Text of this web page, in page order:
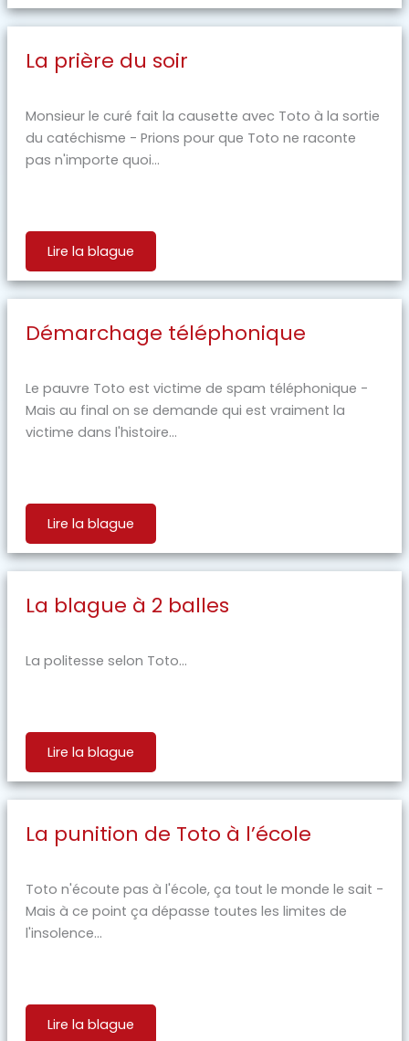
La prière du soir
Monsieur le curé fait la causette avec Toto à la sortie
du catéchisme - Prions pour que Toto ne raconte
pas n'importe quoi...
Lire la blague
Démarchage téléphonique
Le pauvre Toto est victime de spam téléphonique -
Mais au final on se demande qui est vraiment la
victime dans l'histoire...
Lire la blague
La blague à 2 balles
La politesse selon Toto...
Lire la blague
La punition de Toto à l’école
Toto n'écoute pas à l'école, ça tout le monde le sait -
Mais à ce point ça dépasse toutes les limites de
l'insolence...
Lire la blague